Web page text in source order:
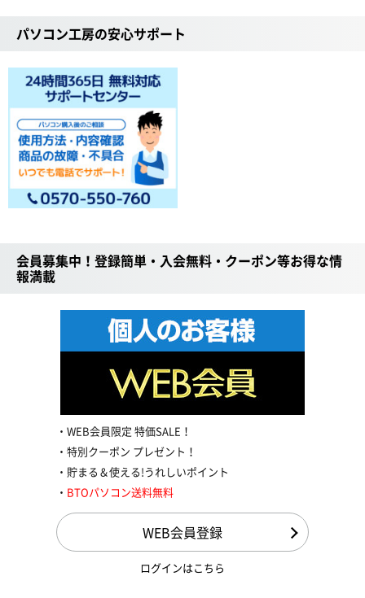
パソコン工房の安心サポート
会員募集中！登録簡単・入会無料・クーポン等お得な情
報満載
WEB会員限定 特価SALE！
特別クーポン プレゼント！
貯まる＆使える!うれしいポイント
BTOパソコン送料無料
WEB会員登録
ログインはこちら